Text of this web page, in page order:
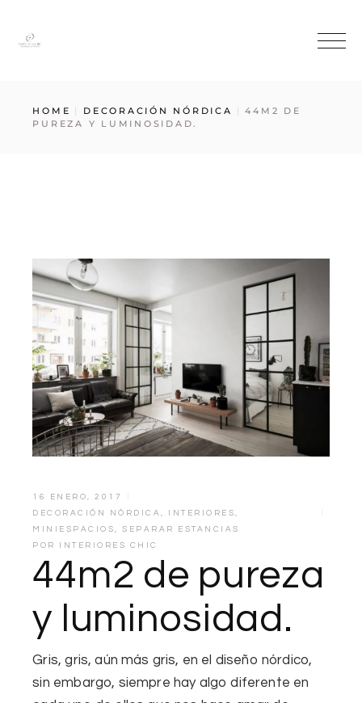
HOME DECORACIÓN NÓRDICA
44M2 DE
PUREZA Y LUMINOSIDAD.
16 ENERO, 2017
DECORACIÓN NÓRDICA, INTERIORES,
MINIESPACIOS,SEPARAR ESTANCIAS
POR
INTERIORES CHIC
44m2 de pureza
y luminosidad.
Gris, gris, aúnmás gris, en el diseño nórdico,
sin embargo, siempre hay algo diferente en